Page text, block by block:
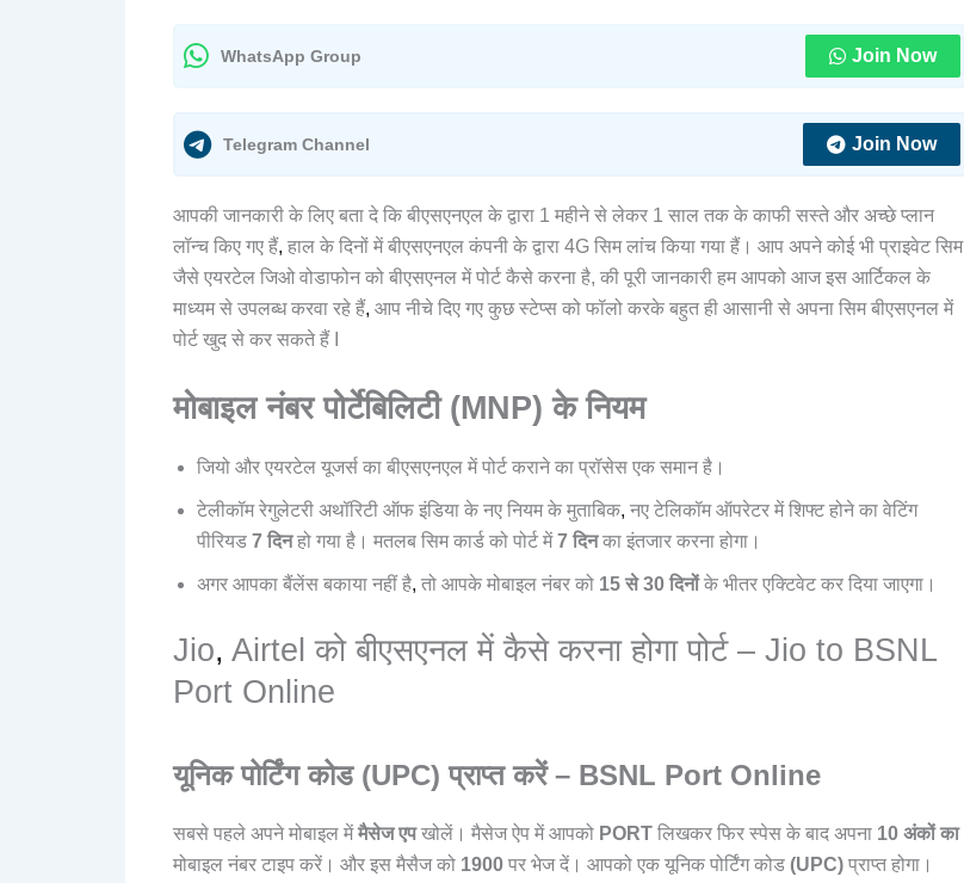
WhatsApp Group Join Now
Telegram Channel Join Now
आपकी जानकारी के लिए बता दे कि बीएसएनएल के द्वारा 1 महीने से लेकर 1 साल तक के काफी सस्ते और अच्छे प्लान
लॉन्च किए गए हैं, हाल के दिनों में बीएसएनएल कंपनी के द्वारा 4G सिम लांच किया गया हैं। आप अपने कोई भी प्राइवेट सिम
जैसे एयरटेल जिओ वोडाफोन को बीएसएनल में पोर्ट कैसे करना है, की पूरी जानकारी हम आपको आज इस आर्टिकल के
माध्यम से उपलब्ध करवा रहे हैं, आप नीचे दिए गए कुछ स्टेप्स को फॉलो करके बहुत ही आसानी से अपना सिम बीएसएनल में
पोर्ट खुद से कर सकते हैं I
मोबाइल नंबर पोर्टेबिलिटी (MNP) के नियम
जियो और एयरटेल यूजर्स का बीएसएनएल में पोर्ट कराने का प्रॉसेस एक समान है।
टेलीकॉम रेगुलेटरी अथॉरिटी ऑफ इंडिया के नए नियम के मुताबिक, नए टेलिकॉम ऑपरेटर में शिफ्ट होने का वेटिंग
पीरियड 7 दिनहो गया है। मतलब सिम कार्ड को पोर्ट में7 दिनका इंतजार करना होगा।
अगर आपका बैंलेंस बकाया नहीं है, तो आपके मोबाइल नंबर को15 से 30 दिनोंके भीतर एक्टिवेट कर दिया जाएगा।
Jio, Airtel को बीएसएनल में कैसे करना होगा पोर्ट – Jio to BSNL
Port Online
यूनिक पोर्टिंग कोड (UPC) प्राप्त करें – BSNL Port Online
सबसे पहले अपने मोबाइल मेंमैसेज एपखोलें। मैसेज ऐप में आपकोPORT लिखकर फिर स्पेस के बाद अपना 10 अंकों का
मोबाइल नंबर टाइप करें। और इस मैसैज को 1900 पर भेज दें। आपको एक यूनिक पोर्टिंग कोड(UPC) प्राप्त होगा।